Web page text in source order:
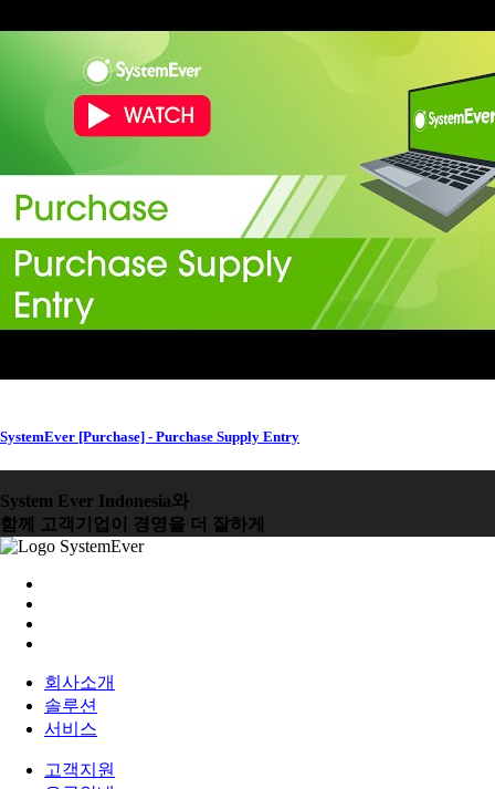
SystemEver [Purchase] - Purchase Supply Entry
System Ever Indonesia와
함께 고객기업이 경영을 더 잘하게
회사소개
솔루션
서비스
고객지원